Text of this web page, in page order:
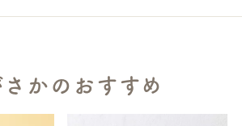
さかのおすすめ